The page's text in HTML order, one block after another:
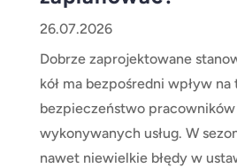
26.07.2026
Dobrze zaprojektowane
kół ma bezpośredni wpływ
bezpieczeństwo pracowników
wykonywanych usług. W
nawet niewielkie błędy w